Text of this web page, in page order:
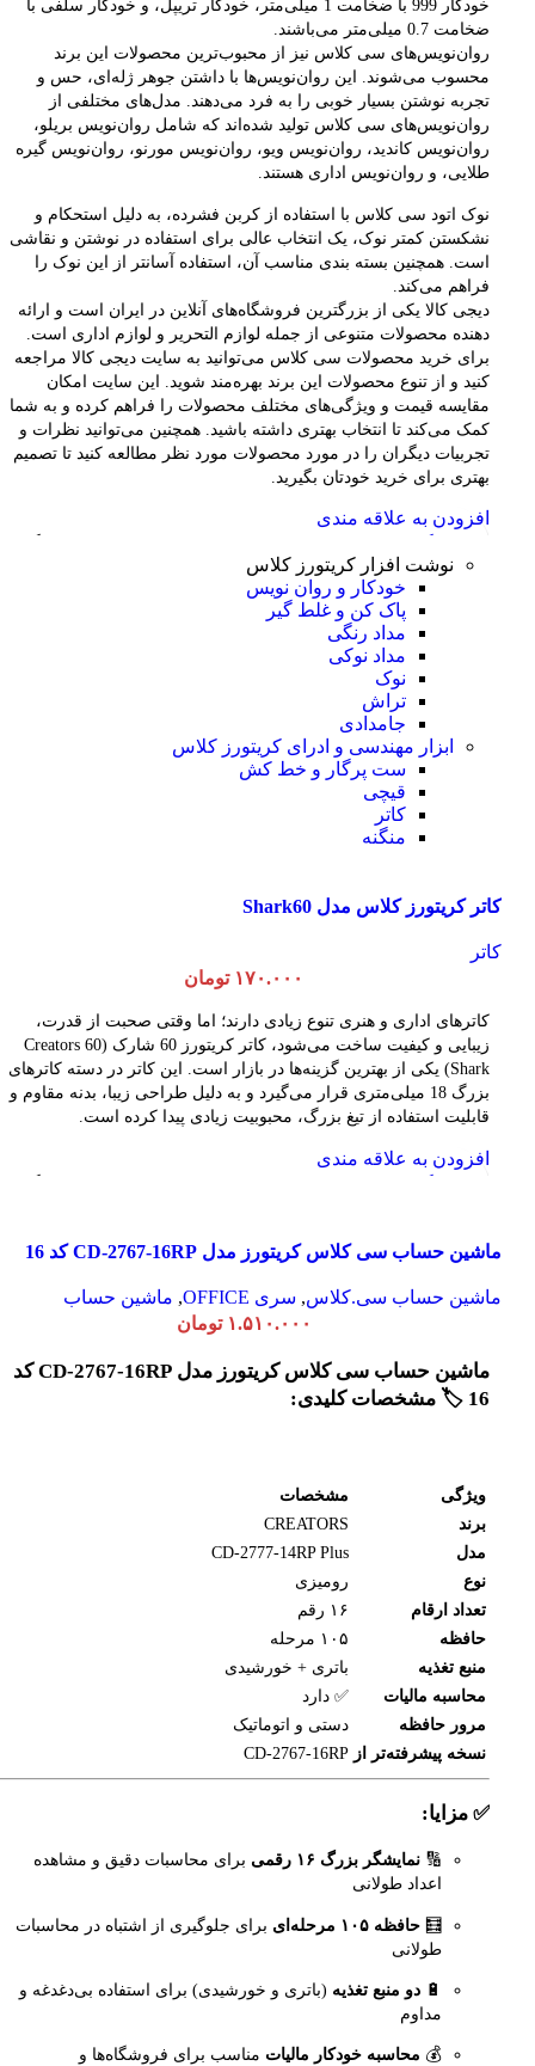
خودکار 999 با ضخامت 1 میلی‌متر، خودکار تریپل، و خودکار سلفی با
ضخامت 0.7 میلی‌متر می‌باشند.
روان‌نویس‌های سی کلاس نیز از محبوب‌ترین محصولات این برند
محسوب می‌شوند. این روان‌نویس‌ها با داشتن جوهر ژله‌ای، حس و
تجربه نوشتن بسیار خوبی را به فرد می‌دهند. مدل‌های مختلفی از
روان‌نویس‌های سی کلاس تولید شده‌اند که شامل روان‌نویس بریلو،
روان‌نویس کاندید، روان‌نویس ویو، روان‌نویس مورنو، روان‌نویس گیره
طلایی، و روان‌نویس اداری هستند.
نوک اتود سی کلاس با استفاده از کربن فشرده، به دلیل استحکام و
نشکستن کمتر نوک، یک انتخاب عالی برای استفاده در نوشتن و نقاشی
است. همچنین بسته بندی مناسب آن، استفاده آسانتر از این نوک را
فراهم می‌کند.
دیجی کالا یکی از بزرگترین فروشگاه‌های آنلاین در ایران است و ارائه
دهنده محصولات متنوعی از جمله لوازم التحریر و لوازم اداری است.
برای خرید محصولات سی کلاس می‌توانید به سایت دیجی کالا مراجعه
کنید و از تنوع محصولات این برند بهره‌مند شوید. این سایت امکان
مقایسه قیمت و ویژگی‌های مختلف محصولات را فراهم کرده و به شما
کمک می‌کند تا انتخاب بهتری داشته باشید. همچنین می‌توانید نظرات و
تجربیات دیگران را در مورد محصولات مورد نظر مطالعه کنید تا تصمیم
بهتری برای خرید خودتان بگیرید.
افزودن به علاقه مندی
ها ممکن است در صفحه محصول انتخاب شوند
مشاهده سریع
نوشت افزار کریتورز کلاس
خودکار و روان نویس
پاک کن و غلط گیر
مداد رنگی
مداد نوکی
نوک
تراش
جامدادی
ابزار مهندسی و ادرای کریتورز کلاس
ست پرگار و خط کش
قیچی
کاتر
منگنه
کاتر کریتورز کلاس مدل Shark60
کاتر
۱۷۰.۰۰۰ تومان
کاترهای اداری و هنری تنوع زیادی دارند؛ اما وقتی صحبت از قدرت،
زیبایی و کیفیت ساخت می‌شود، کاتر کریتورز 60 شارک (Creators 60
Shark) یکی از بهترین گزینه‌ها در بازار است. این کاتر در دسته کاترهای
بزرگ 18 میلی‌متری قرار می‌گیرد و به دلیل طراحی زیبا، بدنه مقاوم و
قابلیت استفاده از تیغ بزرگ، محبوبیت زیادی پیدا کرده است.
افزودن به علاقه مندی
ماشین حساب سی کلاس کریتورز مدل CD-2767-16RP کد 16
ماشین حساب سی.کلاس, سری OFFICE , ماشین حساب
۱.۵۱۰.۰۰۰ تومان
ماشین حساب سی کلاس کریتورز مدل CD-2767-16RP کد
16 🏷️ مشخصات کلیدی:
ویژگی
مشخصات
برند
CREATORS
مدل
CD-2777-14RP Plus
نوع
رومیزی
تعداد ارقام
۱۶ رقم
حافظه
۱۰۵ مرحله
منبع تغذیه
باتری + خورشیدی
محاسبه مالیات
✅ دارد
مرور حافظه
دستی و اتوماتیک
نسخه پیشرفته‌تر از CD-2767-16RP
✅ مزایا:
🔢 نمایشگر بزرگ ۱۶ رقمی
برای محاسبات دقیق و مشاهده
اعداد طولانی
🧮 حافظه ۱۰۵ مرحله‌ای
برای جلوگیری از اشتباه در محاسبات
طولانی
🔋 دو منبع تغذیه (باتری و خورشیدی) برای استفاده بی‌دغدغه و
مداوم
💰 محاسبه خودکار مالیات مناسب برای فروشگاه‌ها و